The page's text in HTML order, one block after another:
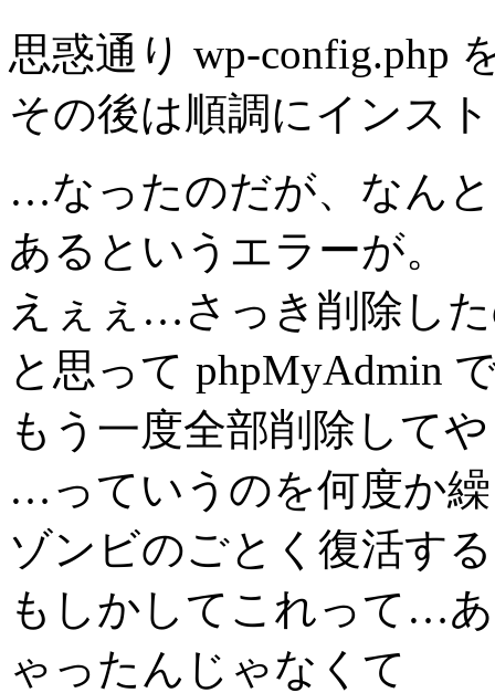
思惑通り wp-config.php
その後は順調にインス
…なったのだが、なん
あるというエラーが。
えぇぇ…さっき削除し
と思って phpMyAdmin
もう一度全部削除して
…っていうのを何度か
ゾンビのごとく復活す
もしかしてこれって…
ゃったんじゃなくて